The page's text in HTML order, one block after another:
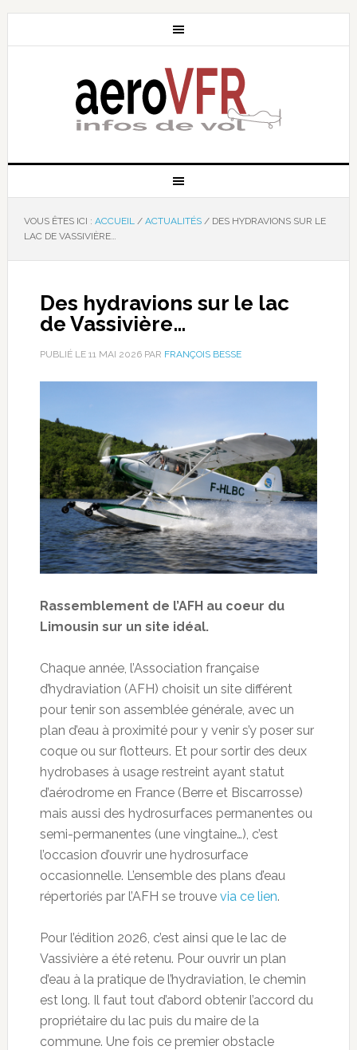
VOUS ÊTES ICI : ACCUEIL / ACTUALITÉS /DES HYDRAVIONS SUR LE
LAC DE VASSIVIÈRE…
Des hydravions sur le lac
de Vassivière…
PUBLIÉ LE 11 MAI 2026PAR FRANÇOIS BESSE
Rassemblement de l’AFH au coeur du
Limousin sur un site idéal.
Chaque année, l’Association française
d’hydraviation (AFH) choisit un site différent
pour tenir son assemblée générale, avec un
plan d’eau à proximité pour y venir s’y poser sur
coque ou sur flotteurs. Et pour sortir des deux
hydrobases à usage restreint ayant statut
d’aérodrome en France (Berre et Biscarrosse)
mais aussi des hydrosurfaces permanentes ou
semi-permanentes (une vingtaine…), c’est
l’occasion d’ouvrir une hydrosurface
occasionnelle. L’ensemble des plans d’eau
répertoriés par l’AFH se trouve via ce lien.
Pour l’édition 2026, c’est ainsi que le lac de
Vassivière a été retenu. Pour ouvrir un plan
d’eau à la pratique de l’hydraviation, le chemin
est long. Il faut tout d’abord obtenir l’accord du
propriétaire du lac puis du maire de la
commune. Une fois ce premier obstacle